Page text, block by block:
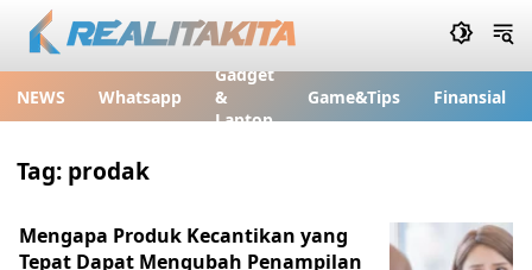
NEWS Whatsapp
Gadget
&
Laptop
Game&Tips Finansial
Tag: prodak
Mengapa Produk Kecantikan yang
Tepat Dapat Mengubah Penampilan